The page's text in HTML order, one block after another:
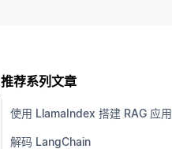
推荐系列文章
使用 LlamaIndex 搭建 RAG 应用
解码 LangChain